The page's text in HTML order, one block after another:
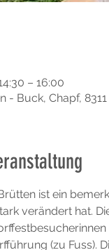
– 16:00
- Buck, Chapf,
ist ein
verändert hat.
(zu Fuss).